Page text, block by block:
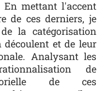
En mettant l'accent
de ces derniers, je
la catégorisation
découlent et de leur
Analysant les
de
de ces